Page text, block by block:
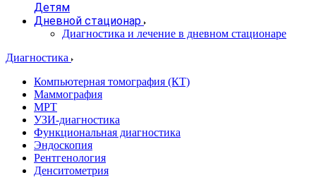
Детям
Дневной стационар
Диагностика и лечение в дневном стационаре
Диагностика
Компьютерная томография (КТ)
Маммография
МРТ
УЗИ-диагностика
Функциональная диагностика
Эндоскопия
Рентгенология
Денситометрия